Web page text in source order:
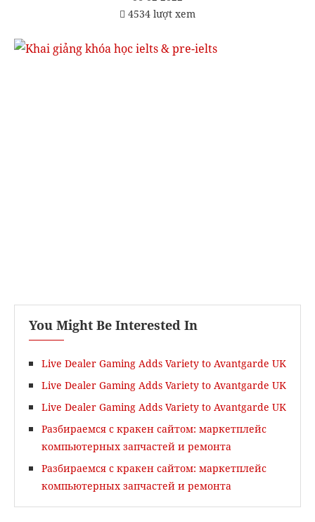
4534 lượt xem
You Might Be Interested In
Live Dealer Gaming Adds Variety to Avantgarde UK
Live Dealer Gaming Adds Variety to Avantgarde UK
Live Dealer Gaming Adds Variety to Avantgarde UK
Разбираемся с кракен сайтом: маркетплейс
компьютерных запчастей и ремонта
Разбираемся с кракен сайтом: маркетплейс
компьютерных запчастей и ремонта